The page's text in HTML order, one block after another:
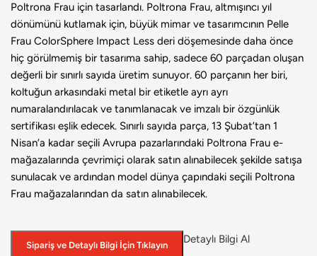
Poltrona Frau için tasarlandı. Poltrona Frau, altmışıncı yıl
dönümünü kutlamak için, büyük mimar ve tasarımcının Pelle
Frau ColorSphere Impact Less deri döşemesinde daha önce
hiç görülmemiş bir tasarıma sahip, sadece 60 parçadan oluşan
değerli bir sınırlı sayıda üretim sunuyor. 60 parçanın her biri,
koltuğun arkasındaki metal bir etiketle ayrı ayrı
numaralandırılacak ve tanımlanacak ve imzalı bir özgünlük
sertifikası eşlik edecek. Sınırlı sayıda parça, 13 Şubat’tan 1
Nisan’a kadar seçili Avrupa pazarlarındaki Poltrona Frau e-
mağazalarında çevrimiçi olarak satın alınabilecek şekilde satışa
sunulacak ve ardından model dünya çapındaki seçili Poltrona
Frau mağazalarından da satın alınabilecek.
Sipariş ve Detaylı Bilgi İçin Tıklayın Detaylı Bilgi Al